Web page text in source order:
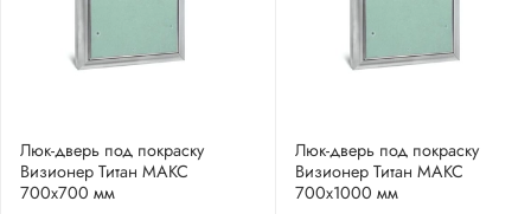
Люк-дверь под покраску
Визионер Титан МАКС
700х700 мм
Люк-дверь под покраску
Визионер Титан МАКС
700х1000 мм